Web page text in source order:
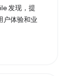
发现，提
户体验和业